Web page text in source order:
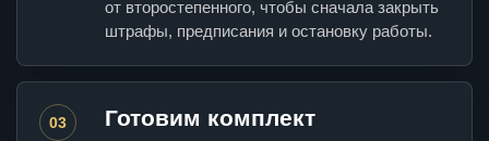
от второстепенного, чтобы сначала закрыть
штрафы, предписания и остановку работы.
03 Готовим комплект